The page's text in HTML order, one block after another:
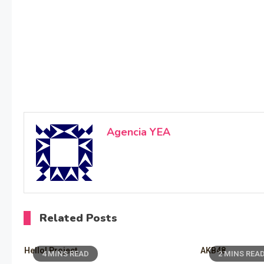
Agencia YEA
Related Posts
4 MINS READ
Hello! Project 2 MINS READ
AKB48